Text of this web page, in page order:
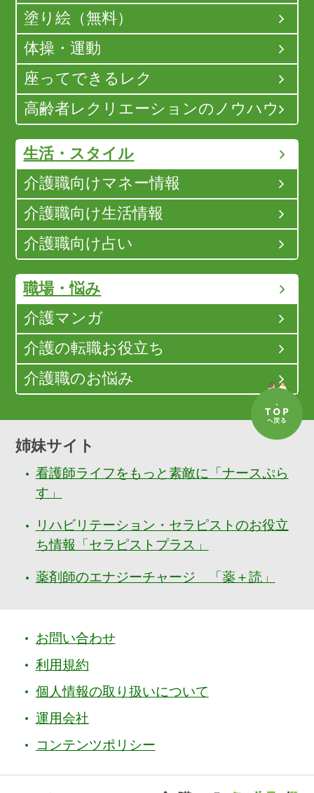
塗り絵（無料）
体操・運動
座ってできるレク
高齢者レクリエーションのノウハウ
生活・スタイル
介護職向けマネー情報
介護職向け生活情報
介護職向け占い
職場・悩み
介護マンガ
介護の転職お役立ち
介護職のお悩み
姉妹サイト
看護師ライフをもっと素敵に「ナースぷら
す」
リハビリテーション・セラピストのお役立
ち情報「セラピストプラス」
薬剤師のエナジーチャージ 「薬＋読」
お問い合わせ
利用規約
個人情報の取り扱いについて
運用会社
コンテンツポリシー